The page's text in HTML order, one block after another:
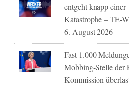
entgeht knapp einer
Katastrophe – TE-
6. August 2026
Fast 1.000
Mobbing-Stelle der
Kommission